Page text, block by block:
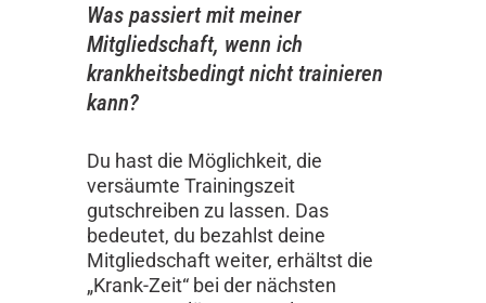
Was passiert mit meiner
Mitgliedschaft, wenn ich
krankheitsbedingt nicht trainieren
kann?
Du hast die Möglichkeit, die
versäumte Trainingszeit
gutschreiben zu lassen. Das
bedeutet, du bezahlst deine
Mitgliedschaft weiter, erhältst die
„Krank-Zeit“ bei der nächsten